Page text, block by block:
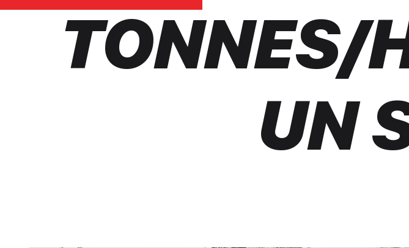
TONNES/
UN